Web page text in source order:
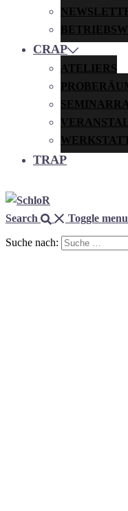
CRAP
ATELIERS
TRAP
Search Toggle menu
Suche nach: